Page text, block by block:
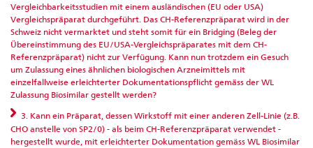
Vergleichbarkeitsstudien mit einem ausländischen (EU oder USA)
Vergleichspräparat durchgeführt. Das CH-Referenzpräparat wird in der
Schweiz nicht vermarktet und steht somit für ein Bridging (Beleg der
Übereinstimmung des EU/USA-Vergleichspräparates mit dem CH-
Referenzpräparat) nicht zur Verfügung. Kann nun trotzdem ein Gesuch
um Zulassung eines ähnlichen biologischen Arzneimittels mit
einzelfallweise erleichterter Dokumentationspflicht gemäss der WL
Zulassung Biosimilar gestellt werden?
3. Kann ein Präparat, dessen Wirkstoff mit einer anderen Zell-Linie (z.B.
CHO anstelle von SP2/0) - als beim CH-Referenzpräparat verwendet -
hergestellt wurde, mit erleichterter Dokumentation gemäss WL Biosimilar